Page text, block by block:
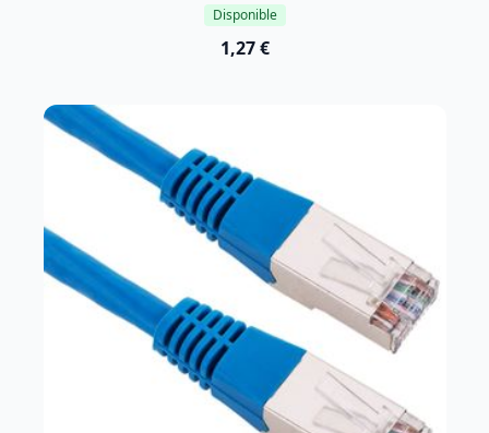
Disponible
1,27 €